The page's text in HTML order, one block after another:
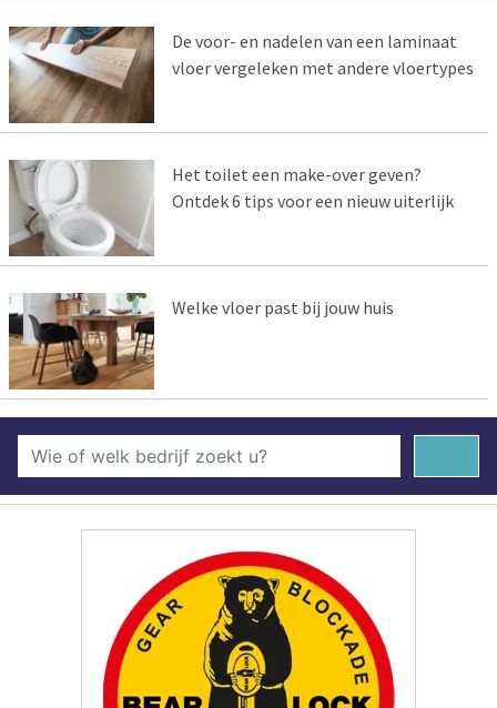
De voor- en nadelen van een laminaat
vloer vergeleken met andere vloertypes
Het toilet een make-over geven?
Ontdek 6 tips voor een nieuw uiterlijk
Welke vloer past bij jouw huis